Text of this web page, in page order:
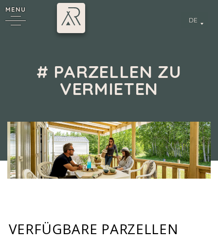
MENU
DE
# PARZELLEN ZU
VERMIETEN
Camping 4 & 5 étoiles/Mobil-homes à vendre/ # PARZELLEN ZU
VERMIETEN
VERFÜGBARE PARZELLEN